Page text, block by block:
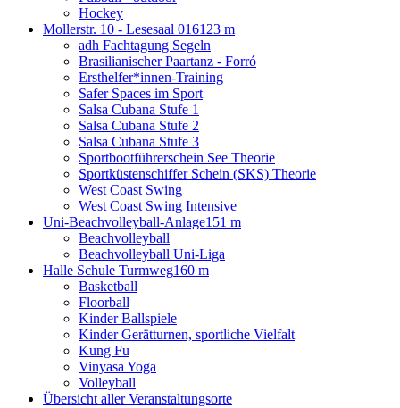
Hockey
Mollerstr. 10 - Lesesaal 016123 m
adh Fachtagung Segeln
Brasilianischer Paartanz - Forró
Ersthelfer*innen-Training
Safer Spaces im Sport
Salsa Cubana Stufe 1
Salsa Cubana Stufe 2
Salsa Cubana Stufe 3
Sportbootführerschein See Theorie
Sportküstenschiffer Schein (SKS) Theorie
West Coast Swing
West Coast Swing Intensive
Uni-Beachvolleyball-Anlage151 m
Beachvolleyball
Beachvolleyball Uni-Liga
Halle Schule Turmweg160 m
Basketball
Floorball
Kinder Ballspiele
Kinder Gerätturnen, sportliche Vielfalt
Kung Fu
Vinyasa Yoga
Volleyball
Übersicht aller Veranstaltungsorte